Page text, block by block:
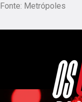
Fonte: Metrópoles